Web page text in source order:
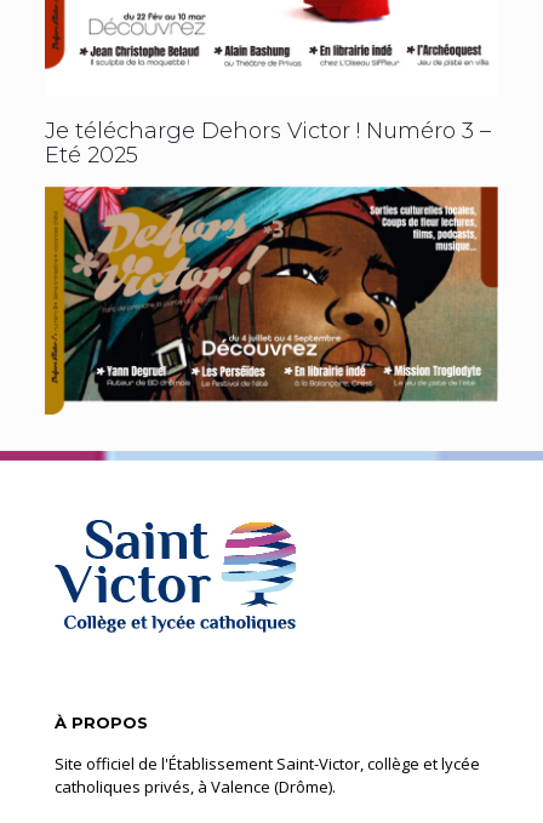
Je télécharge Dehors Victor ! Numéro 3 –
Eté 2025
À PROPOS
Site officiel de l'Établissement Saint-Victor, collège et lycée
catholiques privés, à Valence (Drôme).